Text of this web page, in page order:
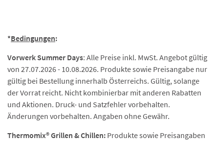
*Bedingungen:
Vorwerk Summer Days: Alle Preise inkl. MwSt. Angebot gültig
von 27.07.2026 - 10.08.2026. Produkte sowie Preisangabe nur
gültig bei Bestellung innerhalb Österreichs. Gültig, solange
der Vorrat reicht. Nicht kombinierbar mit anderen Rabatten
und Aktionen. Druck- und Satzfehler vorbehalten.
Änderungen vorbehalten. Angaben ohne Gewähr.
Thermomix® Grillen & Chillen: Produkte sowie Preisangaben